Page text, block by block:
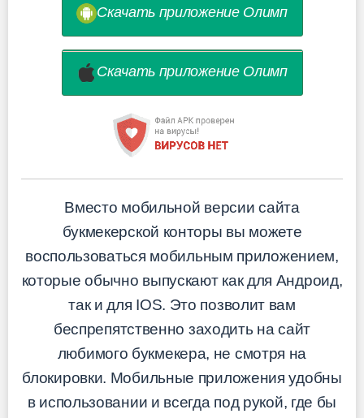
Скачать приложение Олимп
Скачать приложение Олимп
Вместо мобильной версии сайта
букмекерской конторы вы можете
воспользоваться мобильным приложением,
которые обычно выпускают как для Андроид,
так и для IOS. Это позволит вам
беспрепятственно заходить на сайт
любимого букмекера, не смотря на
блокировки. Мобильные приложения удобны
в использовании и всегда под рукой, где бы